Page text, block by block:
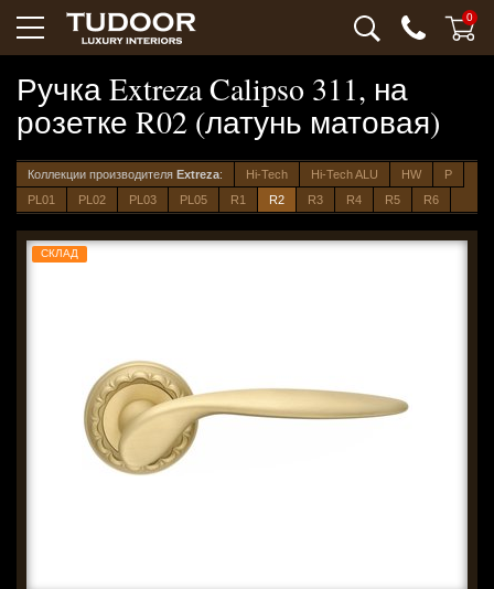
0
Ручка Extreza Calipso 311, на
розетке R02 (латунь матовая)
Коллекции производителя Extreza: Hi-Tech Hi-Tech ALU HW
P
PL01
PL02 PL03 PL05 R1 R2 R3 R4 R5 R6
СКЛАД